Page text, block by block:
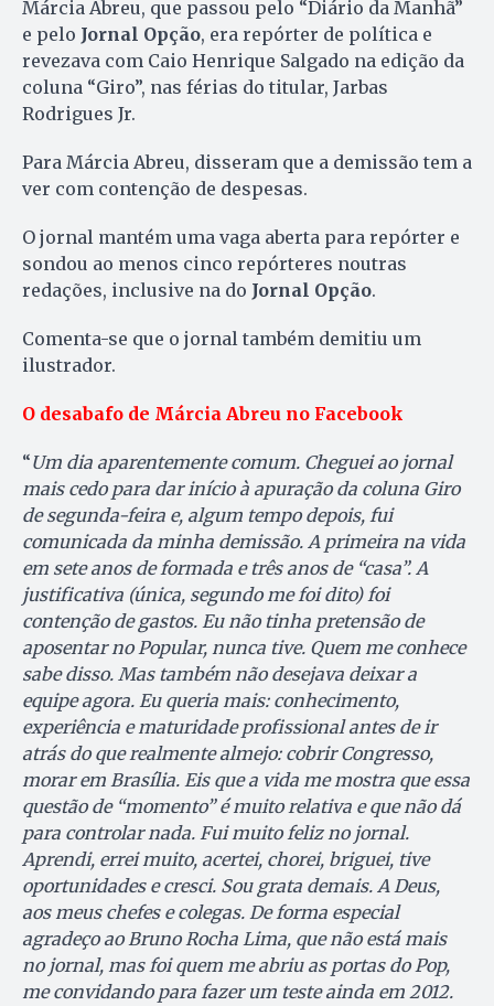
Márcia Abreu, que passou pelo “Diário da Manhã”
e pelo Jornal Opção, era repórter de política e
revezava com Caio Henrique Salgado na edição da
coluna “Giro”, nas férias do titular, Jarbas
Rodrigues Jr.
Para Márcia Abreu, disseram que a demissão tem a
ver com contenção de despesas.
O jornal mantém uma vaga aberta para repórter e
sondou ao menos cinco repórteres noutras
redações, inclusive na do Jornal Opção.
Comenta-se que o jornal também demitiu um
ilustrador.
O desabafo de Márcia Abreu no Facebook
“Um dia aparentemente comum. Cheguei ao jornal
mais cedo para dar início à apuração da coluna Giro
de segunda-feira e, algum tempo depois, fui
comunicada da minha demissão. A primeira na vida
em sete anos de formada e três anos de “casa”. A
justificativa (única, segundo me foi dito) foi
contenção de gastos. Eu não tinha pretensão de
aposentar no Popular, nunca tive. Quem me conhece
sabe disso. Mas também não desejava deixar a
equipe agora. Eu queria mais: conhecimento,
experiência e maturidade profissional antes de ir
atrás do que realmente almejo: cobrir Congresso,
morar em Brasília. Eis que a vida me mostra que essa
questão de “momento” é muito relativa e que não dá
para controlar nada. Fui muito feliz no jornal.
Aprendi, errei muito, acertei, chorei, briguei, tive
oportunidades e cresci. Sou grata demais. A Deus,
aos meus chefes e colegas. De forma especial
agradeço ao Bruno Rocha Lima, que não está mais
no jornal, mas foi quem me abriu as portas do Pop,
me convidando para fazer um teste ainda em 2012.